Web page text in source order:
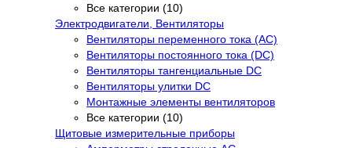
Все категории (10)
Электродвигатели, Вентиляторы
Вентиляторы переменного тока (AC)
Вентиляторы постоянного тока (DC)
Вентиляторы тангенциальные DC
Вентиляторы улитки DC
Монтажные элементы вентиляторов
Все категории (10)
Щитовые измерительные приборы